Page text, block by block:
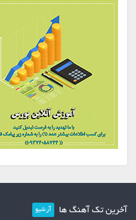
آخرین تک آهنگ ها آرشیو